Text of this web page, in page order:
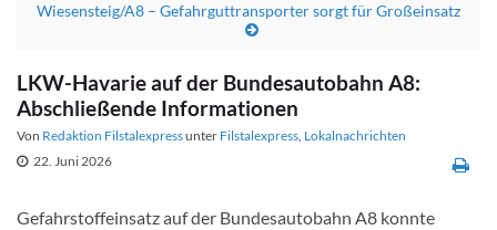
Wiesensteig/A8 – Gefahrguttransporter sorgt für Großeinsatz
LKW-Havarie auf der Bundesautobahn A8:
Abschließende Informationen
Von Redaktion Filstalexpressunter Filstalexpress, Lokalnachrichten
22. Juni 2026
Gefahrstoffeinsatz auf der Bundesautobahn A8 konnte